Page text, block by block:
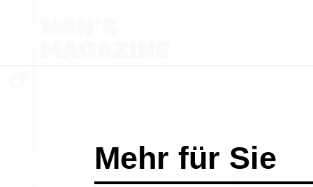
Mehr für Sie